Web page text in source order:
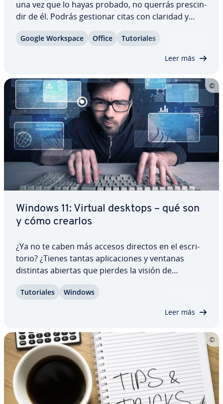
una vez que lo hayas probado, no querrás pre­s­ci­n­
dir de él. Podrás gestionar citas con claridad y
guardar los datos en la nube. Otra ventaja: si
quieres, Google Calendar si­n­cro­ni­za tu agenda con
Google Workspace Office Tu­to­ria­les
Leer más
Windows 11: Virtual desktops – qué son
y cómo crearlos
¿Ya no te caben más accesos directos en el es­cri­
to­rio? ¿Tienes tantas apli­ca­cio­nes y ventanas
distintas abiertas que pierdes la visión de
Windows 11 te ofrece una solución para este
Tu­to­ria­les Windows
Leer más